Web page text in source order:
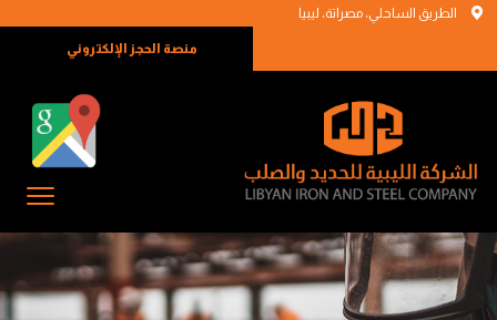
الطريق الساحلي، مصراتة، ليبيا
منصة الحجز الإلكتروني